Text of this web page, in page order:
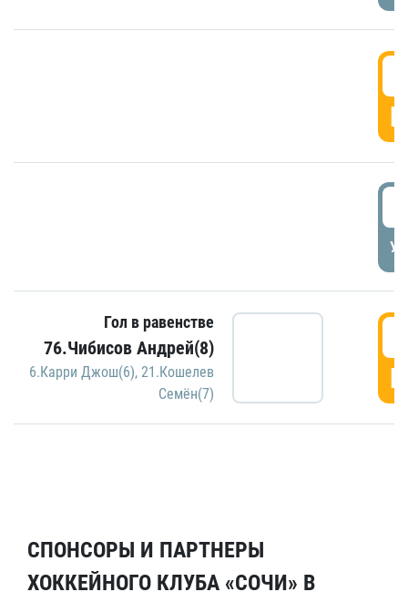
Гол в равенстве
76.Чибисов Андрей(8)
6.Карри Джош(6), 21.Кошелев
Семён(7)
СПОНСОРЫ И ПАРТНЕРЫ
ХОККЕЙНОГО КЛУБА «СОЧИ» В